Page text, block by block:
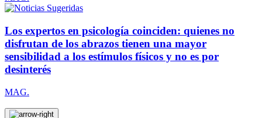
Los expertos en psicología coinciden: quienes no
disfrutan de los abrazos tienen una mayor
sensibilidad a los estímulos físicos y no es por
desinterés
MAG.